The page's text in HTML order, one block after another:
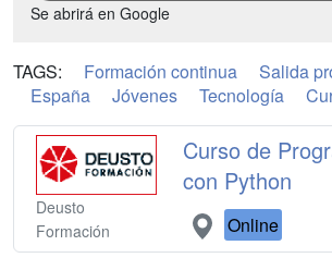
Se abrirá en Google
TAGS: Formación continua
Salida
España
Jóvenes Tecnología
Deusto
Formación
Curso de
con Python
Online